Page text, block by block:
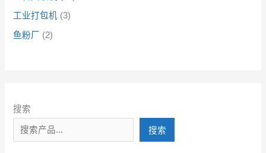
工业打包机 3
鱼粉厂 2
搜索
搜索